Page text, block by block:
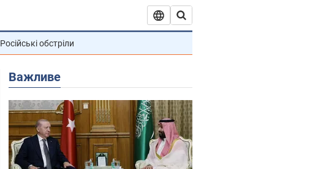
Російські обстріли
Важливе